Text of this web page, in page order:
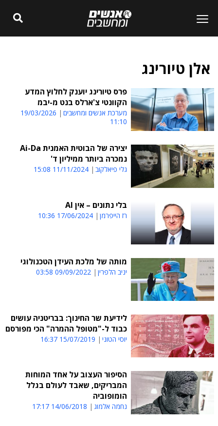
אלן טיורינג
פרס טיורינג יוענק לחלוץ המדע
הקוונטי צ'ארלס בנט מ-יבמ
מערכת אנשים ומחשבים
19/03/2026
11:10
יצירה של הבוטית האמנית Ai-Da
נמכרה ביותר ממיליון ד'
גלי פיאלקוב 11/11/2024 15:08
בלי נתונים – אין AI
רז הייפרמן 17/06/2024 10:36
מותה של מלכת העידן הטכנולוגי
יניב הלפרין 09/09/2022 03:58
לידיעת שר החינוך: בבריטניה עושים
כבוד ל-"מטופל ההמרה" הכי מפורסם
יוסי הטוני 15/07/2019 16:37
הסיפור העצוב על אחד המוחות
המבריקים, שאבד לעולם בגלל
הומופוביה
נחמה אלמוג 14/06/2018 17:17